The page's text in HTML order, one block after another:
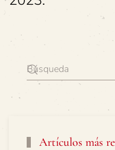
Artículos más